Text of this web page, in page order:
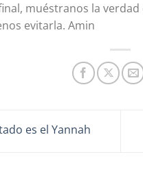
muéstranos la
evitarla. Amin
es el Yannah